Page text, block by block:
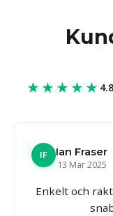
★★★★★
IF
Ian Fraser
13 Mar 2025
Enkelt och